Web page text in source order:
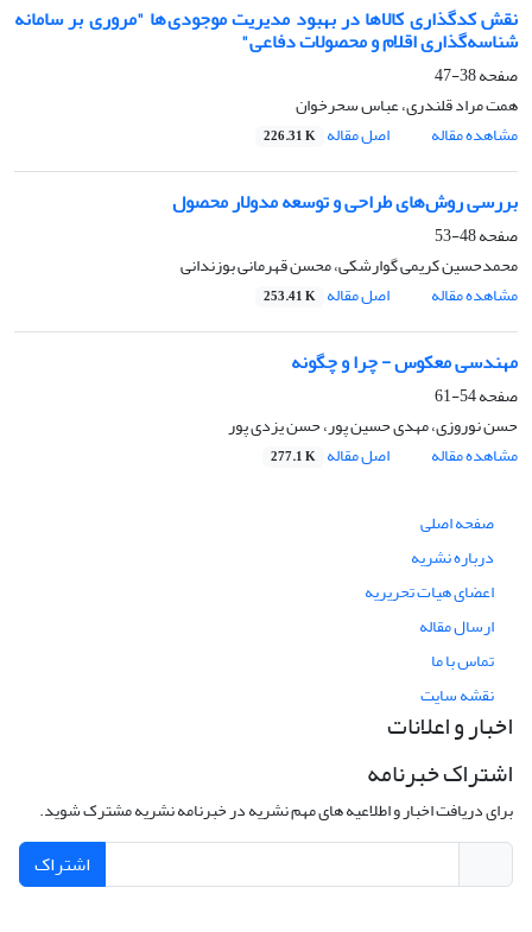
نقش کدگذاری کالاها در بهبود مدیریت موجودی ها "مروری بر سامانه
شناسه‌گذاری اقلام و محصولات دفاعی"
صفحه38-47
همت مراد قلندری، عباس سحرخوان
مشاهده مقاله
اصل مقاله 226.31 K
بررسی روش‌های طراحی و توسعه مدولار محصول
صفحه48-53
محمدحسین کریمی گوارشکی، محسن قهرمانی بوزندانی
مشاهده مقاله
اصل مقاله 253.41 K
مهندسی معکوس - چرا و چگونه
صفحه54-61
حسن نوروزی، مهدی حسین پور، حسن یزدی پور
مشاهده مقاله
اصل مقاله 277.1 K
صفحه اصلی
درباره نشریه
اعضای هیات تحریریه
ارسال مقاله
تماس با ما
نقشه سایت
اخبار و اعلانات
اشتراک خبرنامه
برای دریافت اخبار و اطلاعیه های مهم نشریه در خبرنامه نشریه مشترک شوید.
اشتراک